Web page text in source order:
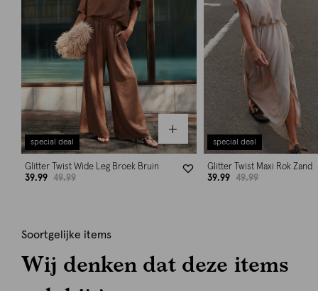
special deal
Glitter Twist Wide Leg Broek Bruin
39.99
49.99
special deal
Glitter Twist Maxi Rok Zand
39.99
49.99
Soortgelijke items
Wij denken dat deze items